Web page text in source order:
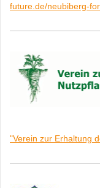
future.de/neubiberg-
"Verein zur Erhaltung